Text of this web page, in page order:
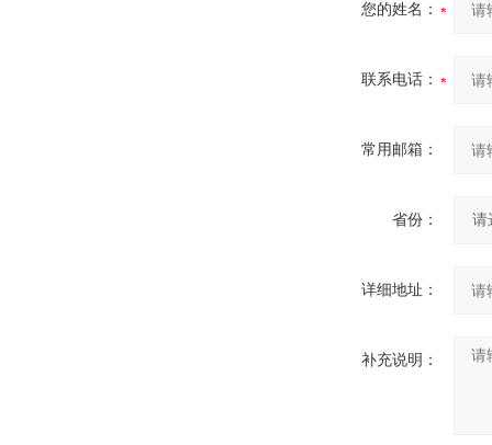
您的姓名：
联系电话：
常用邮箱：
省份：
详细地址：
补充说明：